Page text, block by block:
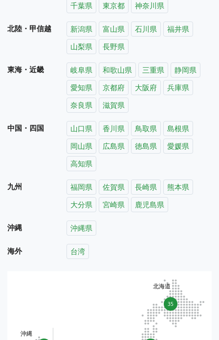
千葉県
東京都 神奈川県
北陸・甲信越 新潟県 富山県 石川県
福井県
山梨県
長野県
東海・近畿 岐阜県 和歌山県 三重県
静岡県
愛知県
京都府 大阪府
兵庫県
奈良県
滋賀県
中国・四国 山口県 香川県 鳥取県
島根県
岡山県
広島県 徳島県
愛媛県
高知県
九州 福岡県 佐賀県 長崎県
熊本県
大分県
宮崎県 鹿児島県
沖縄 沖縄県
海外 台湾
35
北海道
沖縄